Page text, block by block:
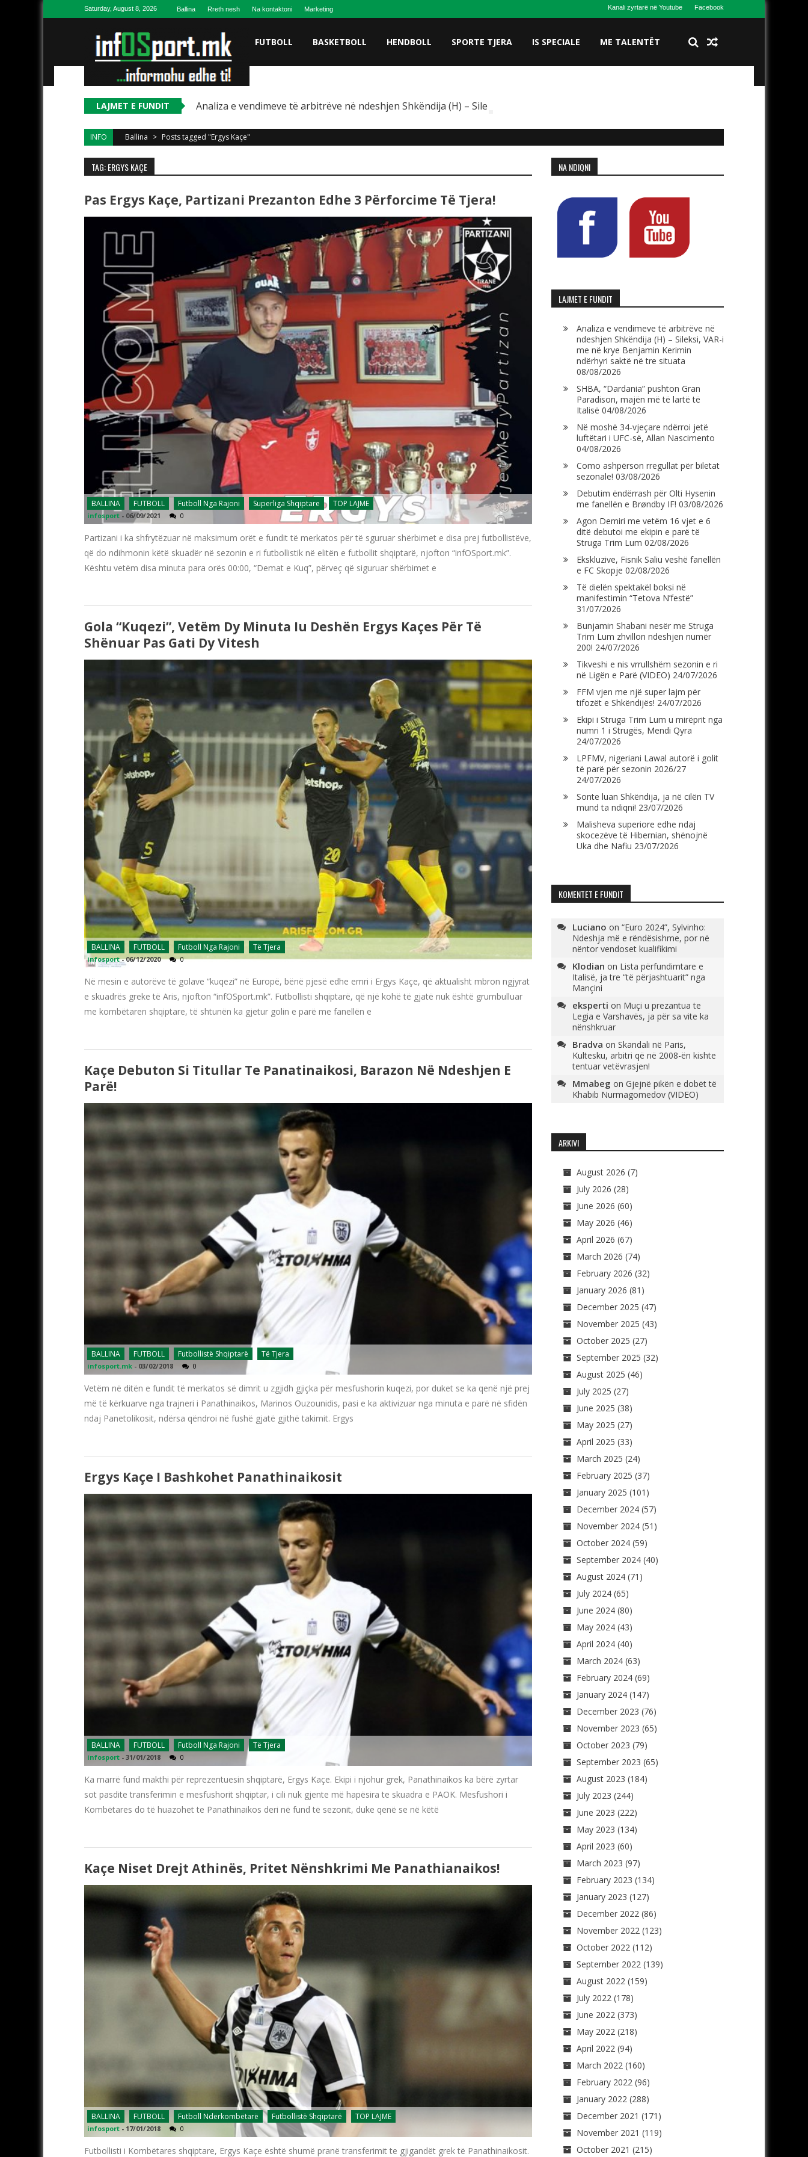
Skip to contentSaturday, August 8, 2026 Ballina Rreth nesh Na kontaktoni Marketing Kanali zyrtarë në Youtube Facebook
FUTBOLL BASKETBOLL HENDBOLL SPORTE TJERA IS SPECIALE ME TALENTËT
LAJMET E FUNDIT Analiza e vendimeve të arbitrëve në ndeshjen Shkëndija (H) – Sileksi, VAR-i me në krye Benjamin Kerimin ndërhyri saktë në tre situata
INFO Ballina > Posts tagged "Ergys Kaçe"
TAG: ERGYS KAÇE
Pas Ergys Kaçe, Partizani Prezanton Edhe 3 Përforcime Të Tjera!
BALLINA FUTBOLL Futboll Nga Rajoni Superliga Shqiptare TOP LAJME
infosport - 06/09/2021 0
Partizani i ka shfrytëzuar në maksimum orët e fundit të merkatos për të sguruar shërbimet e disa prej futbollistëve,
që do ndihmonin këtë skuadër në sezonin e ri futbollistik në elitën e futbollit shqiptarë, njofton “infOSport.mk”.
Kështu vetëm disa minuta para orës 00:00, “Demat e Kuq”, përveç që siguruar shërbimet e
Gola “kuqezi”, Vetëm Dy Minuta Iu Deshën Ergys Kaçes Për Të
Shënuar Pas Gati Dy Vitesh
BALLINA FUTBOLL Futboll Nga Rajoni Të Tjera
infosport -06/12/2020 0
Në mesin e autorëve të golave “kuqezi” në Europë, bënë pjesë edhe emri i Ergys Kaçe, që aktualisht mbron ngjyrat
e skuadrës greke të Aris, njofton “infOSport.mk”. Futbollisti shqiptarë, që një kohë të gjatë nuk është grumbulluar
me kombëtaren shqiptare, të shtunën ka gjetur golin e parë me fanellën e
Kaçe Debuton Si Titullar Te Panatinaikosi, Barazon Në Ndeshjen E
Parë!
BALLINA FUTBOLL Futbollistë Shqiptarë Të Tjera
infosport.mk - 03/02/2018 0
Vetëm në ditën e fundit të merkatos së dimrit u zgjidh gjiçka për mesfushorin kuqezi, por duket se ka qenë një prej
më të kërkuarve nga trajneri i Panathinaikos, Marinos Ouzounidis, pasi e ka aktivizuar nga minuta e parë në sfidën
ndaj Panetolikosit, ndërsa qëndroi në fushë gjatë gjithë takimit. Ergys
Ergys Kaçe I Bashkohet Panathinaikosit
BALLINA FUTBOLL Futboll Nga Rajoni Të Tjera
infosport - 31/01/2018 0
Ka marrë fund makthi për reprezentuesin shqiptarë, Ergys Kaçe. Ekipi i njohur grek, Panathinaikos ka bërë zyrtar
sot pasdite transferimin e mesfushorit shqiptar, i cili nuk gjente më hapësira te skuadra e PAOK. Mesfushori i
Kombëtares do të huazohet te Panathinaikos deri në fund të sezonit, duke qenë se në këtë
Kaçe Niset Drejt Athinës, Pritet Nënshkrimi Me Panathianaikos!
BALLINA FUTBOLL Futboll Ndërkombëtarë Futbollistë Shqiptarë TOP LAJME
infosport - 17/01/2018 0
Futbollisti i Kombëtares shqiptare, Ergys Kaçe është shumë pranë transferimit te gjigandët grek të Panathinaikosit.
NA NDIQNI
LAJMET E FUNDIT
Analiza e vendimeve të arbitrëve në
ndeshjen Shkëndija (H) – Sileksi, VAR-i
me në krye Benjamin Kerimin
ndërhyri saktë në tre situata
08/08/2026
SHBA, “Dardania” pushton Gran
Paradison, majën më të lartë të
Italisë 04/08/2026
Në moshë 34-vjeçare ndërroi jetë
luftëtari i UFC-së, Allan Nascimento
04/08/2026
Como ashpërson rregullat për biletat
sezonale! 03/08/2026
Debutim ëndërrash për Olti Hysenin
me fanellën e Brøndby IF! 03/08/2026
Agon Demiri me vetëm 16 vjet e 6
ditë debutoi me ekipin e parë të
Struga Trim Lum 02/08/2026
Ekskluzive, Fisnik Saliu veshë fanellën
e FC Skopje 02/08/2026
Të dielën spektakël boksi në
manifestimin “Tetova N’festë”
31/07/2026
Bunjamin Shabani nesër me Struga
Trim Lum zhvillon ndeshjen numër
200! 24/07/2026
Tikveshi e nis vrrullshëm sezonin e ri
në Ligën e Parë (VIDEO) 24/07/2026
FFM vjen me një super lajm për
tifozët e Shkëndijës! 24/07/2026
Ekipi i Struga Trim Lum u mirëprit nga
numri 1 i Strugës, Mendi Qyra
24/07/2026
LPFMV, nigeriani Lawal autorë i golit
të parë për sezonin 2026/27
24/07/2026
Sonte luan Shkëndija, ja në cilën TV
mund ta ndiqni! 23/07/2026
Malisheva superiore edhe ndaj
skocezëve të Hibernian, shënojnë
Uka dhe Nafiu 23/07/2026
KOMENTET E FUNDIT
Luciano on “Euro 2024”, Sylvinho:
Ndeshja më e rëndësishme, por në
nëntor vendoset kualifikimi
Klodian on Lista përfundimtare e
Italisë, ja tre “të përjashtuarit” nga
Mançini
eksperti on Muçi u prezantua te
Legia e Varshavës, ja për sa vite ka
nënshkruar
Bradva on Skandali në Paris,
Kultesku, arbitri që në 2008-ën kishte
tentuar vetëvrasjen!
Mmabeg on Gjejnë pikën e dobët të
Khabib Nurmagomedov (VIDEO)
ARKIVI
August 2026 (7)
July 2026 (28)
June 2026 (60)
May 2026 (46)
April 2026 (67)
March 2026 (74)
February 2026 (32)
January 2026 (81)
December 2025 (47)
November 2025 (43)
October 2025 (27)
September 2025 (32)
August 2025 (46)
July 2025 (27)
June 2025 (38)
May 2025 (27)
April 2025 (33)
March 2025 (24)
February 2025 (37)
January 2025 (101)
December 2024(57)
November 2024(51)
October 2024(59)
September 2024(40)
August 2024(71)
July 2024(65)
June 2024(80)
May 2024(43)
April 2024(40)
March 2024(63)
February 2024(69)
January 2024(147)
December 2023 (76)
November 2023 (65)
October 2023 (79)
September 2023 (65)
August 2023 (184)
July 2023 (244)
June 2023 (222)
May 2023 (134)
April 2023 (60)
March 2023 (97)
February 2023 (134)
January 2023 (127)
December 2022(86)
November 2022(123)
October 2022(112)
September 2022(139)
August 2022(159)
July 2022(178)
June 2022(373)
May 2022(218)
April 2022(94)
March 2022(160)
February 2022(96)
January 2022(288)
December 2021 (171)
November 2021 (119)
October 2021 (215)